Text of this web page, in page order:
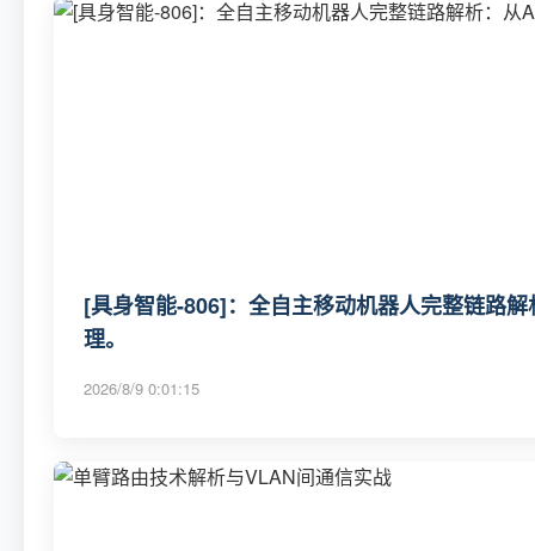
[具身智能-806]：全自主移动机器人完整链路
理。
2026/8/9 0:01:15